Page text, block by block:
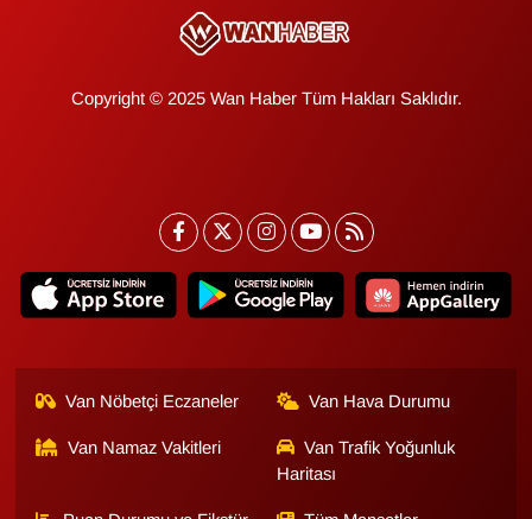
Copyright © 2025 Wan Haber Tüm Hakları Saklıdır.
Van Nöbetçi Eczaneler Van Hava Durumu
Van Namaz Vakitleri
Van Trafik Yoğunluk
Haritası